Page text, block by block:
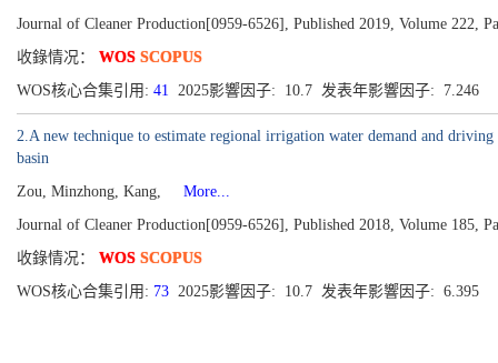
Journal of Cleaner Production[0959-6526], Published 2019, Volume 222,
收錄情况： WOS SCOPUS
WOS核心合集引用: 41 2025影響因子: 10.7 发表年影響因子: 7.246
2.A new technique to estimate regional irrigation water demand and
basin
Zou, Minzhong, Kang,
More...
Journal of Cleaner Production[0959-6526], Published 2018, Volume 185,
收錄情况： WOS SCOPUS
WOS核心合集引用: 73 2025影響因子: 10.7 发表年影響因子: 6.395